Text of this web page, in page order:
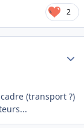
2
(transport ?)